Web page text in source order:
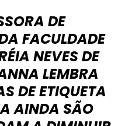
DE
FACULDADE
NEVES DE
LEMBRA
DE ETIQUETA
AINDA SÃO